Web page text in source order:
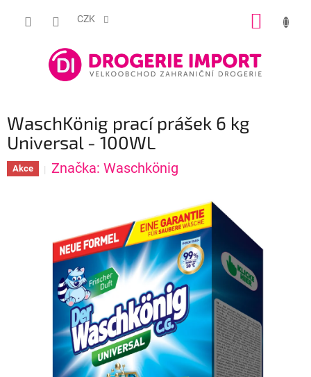
CZK
WaschKönig prací prášek 6 kg
Universal - 100WL
Akce Značka: Waschkönig